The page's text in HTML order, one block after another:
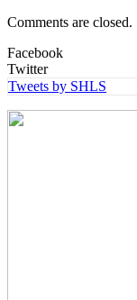
Comments are closed.
Facebook
Twitter
Tweets by SHLS